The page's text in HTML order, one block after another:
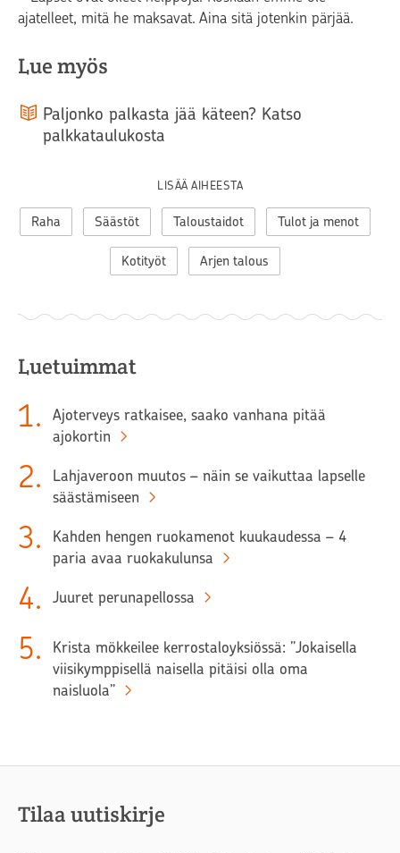
ajatelleet, mitä he maksavat. Aina sitä jotenkin pärjää.
Lue myös
Paljonko palkasta jää käteen? Katso
palkkataulukosta
LISÄÄ AIHEESTA
Raha Säästöt Taloustaidot Tulot ja menot
Kotityöt Arjen talous
Luetuimmat
1.
Ajoterveys ratkaisee, saako vanhana pitää
ajokortin
2.
Lahjaveroon muutos – näin se vaikuttaa lapselle
säästämiseen
3.
Kahden hengen ruokamenot kuukaudessa – 4
paria avaa ruokakulunsa
4. Juuret perunapellossa
5.
Krista mökkeilee kerrostaloyksiössä: ”Jokaisella
viisikymppisellä naisella pitäisi olla oma
naisluola”
Tilaa uutiskirje